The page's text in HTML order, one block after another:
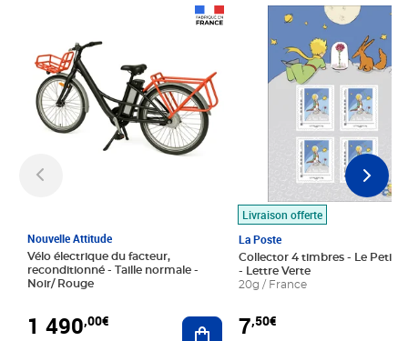
Nouvelle Attitude
Vélo électrique du facteur,
reconditionné - Taille normale -
Noir/ Rouge
1 490,00€ Ajouter au panier
Livraison offerte
La Poste
Collector 4 timbres - Le Petit
- Lettre Verte
20g / France
7,50€
Prix 7,50€